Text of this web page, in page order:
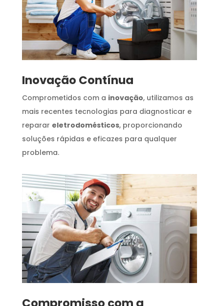
Inovação Contínua
Comprometidos com a inovação, utilizamos as
mais recentes tecnologias para diagnosticar e
reparar eletrodomésticos, proporcionando
soluções rápidas e eficazes para qualquer
problema.